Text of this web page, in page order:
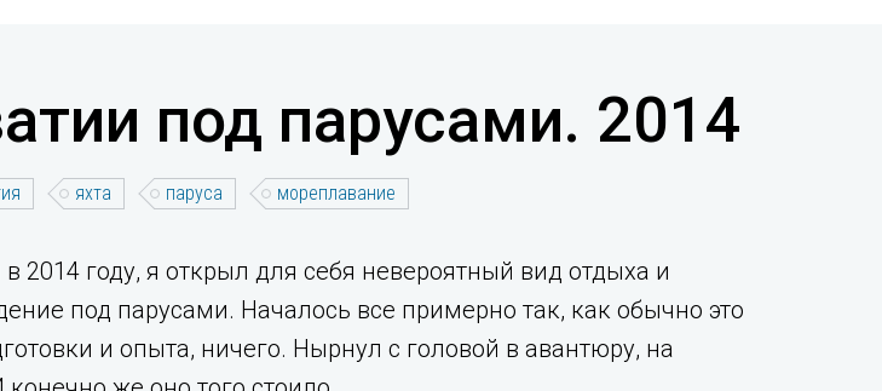
под парусами. 2014
яхта паруса мореплавание
2014 году, я открыл для себя невероятный вид отдыха и
под парусами. Началось все примерно так, как обычно это
и опыта, ничего. Нырнул с головой в авантюру, на